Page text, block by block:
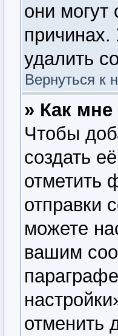
они могут
причинах.
удалить
Вернуться к
» Как
Чтобы
создать
отметить
отправки
можете
вашим
отменить